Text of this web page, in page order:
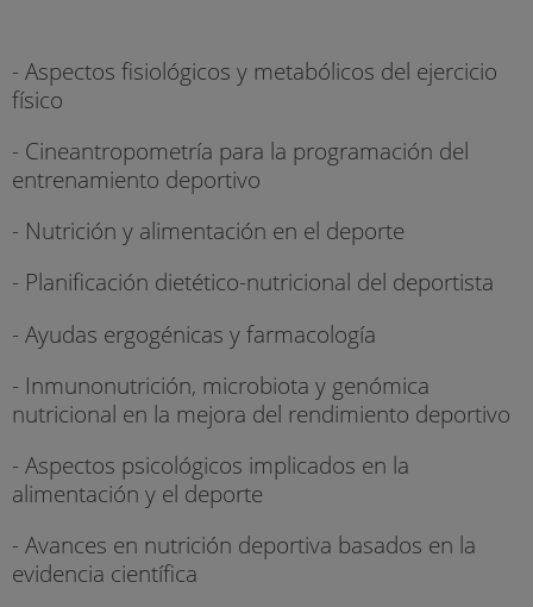
- Aspectos fisiológicos y metabólicos del ejercicio
físico
- Cineantropometría para la programación del
entrenamiento deportivo
- Nutrición y alimentación en el deporte
- Planificación dietético-nutricional del deportista
- Ayudas ergogénicas y farmacología
- Inmunonutrición, microbiota y genómica
nutricional en la mejora del rendimiento deportivo
- Aspectos psicológicos implicados en la
alimentación y el deporte
- Avances en nutrición deportiva basados en la
evidencia científica